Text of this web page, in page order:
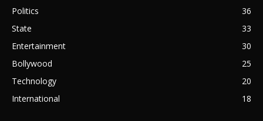
Politics
36
State
33
Entertainment
30
Bollywood
25
Technology
20
International
18